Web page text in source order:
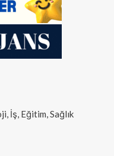
İş, Eğitim, Sağlık